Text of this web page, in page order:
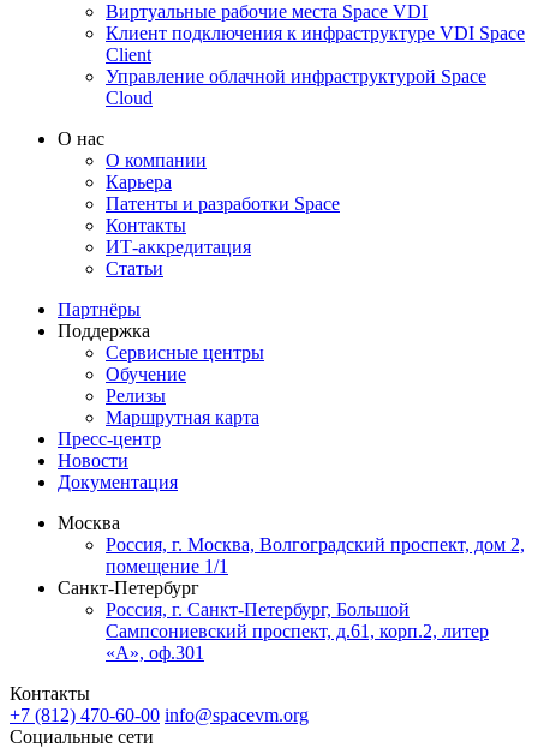
Виртуальные рабочие места Space VDI
Клиент подключения к инфраструктуре VDI Space
Client
Управление облачной инфраструктурой Space
Cloud
О нас
О компании
Карьера
Патенты и разработки Space
Контакты
ИТ-аккредитация
Статьи
Партнёры
Поддержка
Сервисные центры
Обучение
Релизы
Маршрутная карта
Пресс-центр
Новости
Документация
Москва
Россия, г. Москва, Волгоградский проспект, дом 2,
помещение 1/1
Санкт-Петербург
Россия, г. Санкт-Петербург, Большой
Сампсониевский проспект, д.61, корп.2, литер
«А», оф.301
Контакты
+7 (812) 470-60-00 info@spacevm.org
Социальные сети